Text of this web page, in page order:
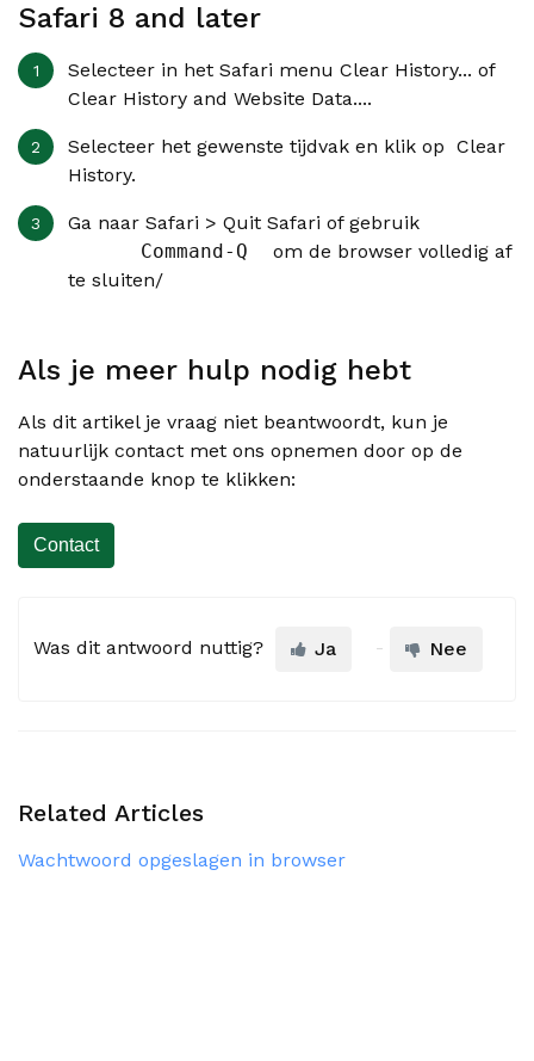
Safari 8 and later
Selecteer in het Safari menu Clear History... of
Clear History and Website Data....
Selecteer het gewenste tijdvak en klik op Clear
History.
Ga naar Safari > Quit Safari of gebruik
Command-Q
om de browser volledig af
te sluiten/
Als je meer hulp nodig hebt
Als dit artikel je vraag niet beantwoordt, kun je
natuurlijk contact met ons opnemen door op de
onderstaande knop te klikken:
Contact
Was dit antwoord nuttig? Ja Nee
Related Articles
Wachtwoord opgeslagen in browser